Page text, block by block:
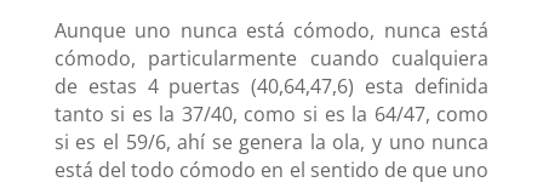
Aunque uno nunca está cómodo, nunca está
cómodo, particularmente cuando cualquiera
de estas 4 puertas (40,64,47,6) esta definida
tanto si es la 37/40, como si es la 64/47, como
si es el 59/6, ahí se genera la ola, y uno nunca
está del todo cómodo en el sentido de que uno